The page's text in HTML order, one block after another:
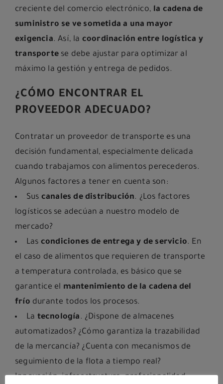
creciente del comercio electrónico, la cadena de
suministro se ve sometida a una mayor
exigencia. Así, la coordinación entre logística y
transporte se debe ajustar para optimizar al
máximo la gestión y entrega de pedidos.
¿CÓMO ENCONTRAR EL
PROVEEDOR ADECUADO?
Contratar un proveedor de transporte es una
decisión fundamental, especialmente delicada
cuando trabajamos con alimentos perecederos.
Algunos factores a tener en cuenta son:
Sus canales de distribución. ¿Los factores
logísticos se adecúan a nuestro modelo de
mercado?
Las condiciones de entrega y de servicio. En
el caso de alimentos que requieren de transporte
a temperatura controlada, es básico que se
garantice el mantenimiento de la cadena del
frío durante todos los procesos.
La tecnología. ¿Dispone de almacenes
automatizados? ¿Cómo garantiza la trazabilidad
de la mercancía? ¿Cuenta con mecanismos de
seguimiento de la flota a tiempo real?
Innovación, infraestructura, profesionalidad,